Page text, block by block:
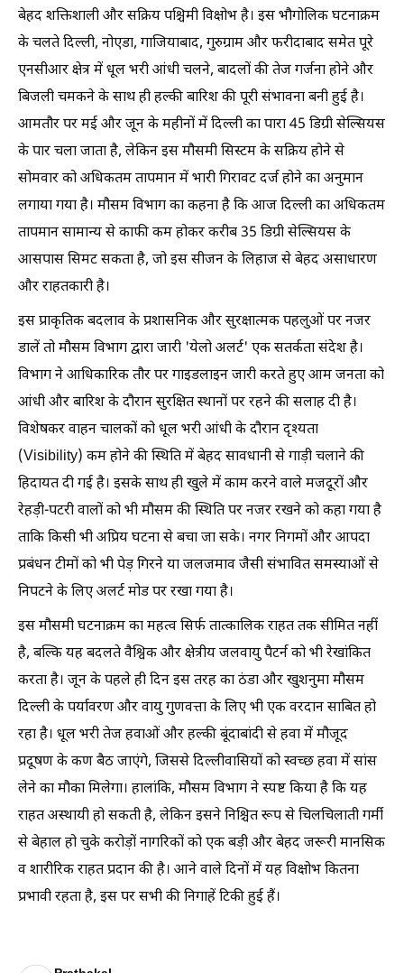
बेहद शक्तिशाली और सक्रिय पश्चिमी विक्षोभ है। इस भौगोलिक घटनाक्रम
के चलते दिल्ली, नोएडा, गाजियाबाद, गुरुग्राम और फरीदाबाद समेत पूरे
एनसीआर क्षेत्र में धूल भरी आंधी चलने, बादलों की तेज गर्जना होने और
बिजली चमकने के साथ ही हल्की बारिश की पूरी संभावना बनी हुई है।
आमतौर पर मई और जून के महीनों में दिल्ली का पारा 45 डिग्री सेल्सियस
के पार चला जाता है, लेकिन इस मौसमी सिस्टम के सक्रिय होने से
सोमवार को अधिकतम तापमान में भारी गिरावट दर्ज होने का अनुमान
लगाया गया है। मौसम विभाग का कहना है कि आज दिल्ली का अधिकतम
तापमान सामान्य से काफी कम होकर करीब 35 डिग्री सेल्सियस के
आसपास सिमट सकता है, जो इस सीजन के लिहाज से बेहद असाधारण
और राहतकारी है।
इस प्राकृतिक बदलाव के प्रशासनिक और सुरक्षात्मक पहलुओं पर नजर
डालें तो मौसम विभाग द्वारा जारी 'येलो अलर्ट' एक सतर्कता संदेश है।
विभाग ने आधिकारिक तौर पर गाइडलाइन जारी करते हुए आम जनता को
आंधी और बारिश के दौरान सुरक्षित स्थानों पर रहने की सलाह दी है।
विशेषकर वाहन चालकों को धूल भरी आंधी के दौरान दृश्यता
(Visibility) कम होने की स्थिति में बेहद सावधानी से गाड़ी चलाने की
हिदायत दी गई है। इसके साथ ही खुले में काम करने वाले मजदूरों और
रेहड़ी-पटरी वालों को भी मौसम की स्थिति पर नजर रखने को कहा गया है
ताकि किसी भी अप्रिय घटना से बचा जा सके। नगर निगमों और आपदा
प्रबंधन टीमों को भी पेड़ गिरने या जलजमाव जैसी संभावित समस्याओं से
निपटने के लिए अलर्ट मोड पर रखा गया है।
इस मौसमी घटनाक्रम का महत्व सिर्फ तात्कालिक राहत तक सीमित नहीं
है, बल्कि यह बदलते वैश्विक और क्षेत्रीय जलवायु पैटर्न को भी रेखांकित
करता है। जून के पहले ही दिन इस तरह का ठंडा और खुशनुमा मौसम
दिल्ली के पर्यावरण और वायु गुणवत्ता के लिए भी एक वरदान साबित हो
रहा है। धूल भरी तेज हवाओं और हल्की बूंदाबांदी से हवा में मौजूद
प्रदूषण के कण बैठ जाएंगे, जिससे दिल्लीवासियों को स्वच्छ हवा में सांस
लेने का मौका मिलेगा। हालांकि, मौसम विभाग ने स्पष्ट किया है कि यह
राहत अस्थायी हो सकती है, लेकिन इसने निश्चित रूप से चिलचिलाती गर्मी
से बेहाल हो चुके करोड़ों नागरिकों को एक बड़ी और बेहद जरूरी मानसिक
व शारीरिक राहत प्रदान की है। आने वाले दिनों में यह विक्षोभ कितना
प्रभावी रहता है, इस पर सभी की निगाहें टिकी हुई हैं।